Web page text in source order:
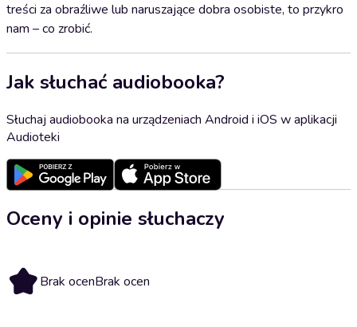
treści za obraźliwe lub naruszające dobra osobiste, to przykro
nam – co zrobić.
Jak słuchać audiobooka?
Słuchaj audiobooka na urządzeniach Android i iOS w aplikacji
Audioteki
Oceny i opinie słuchaczy
Brak ocenBrak ocen